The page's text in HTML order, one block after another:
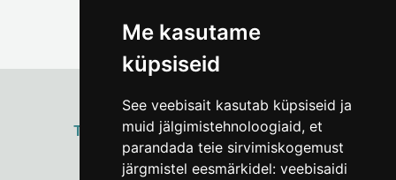
Me kasutame
küpsiseid
See veebisait kasutab küpsiseid ja
muid jälgimistehnoloogiaid, et
parandada teie sirvimiskogemust
järgmistel eesmärkidel: veebisaidi
ТАЛЛИННСКИЙГОРОДСКОЙ МУЗЕЙ
Vene 17